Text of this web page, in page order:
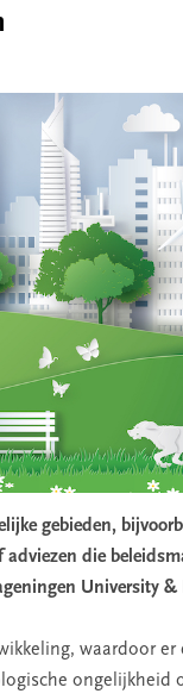
gebieden,
die
University &
waardoor
ongelijkheid
SEGMENT